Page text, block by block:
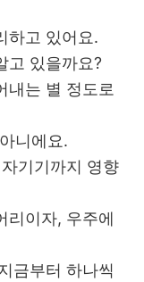
하고 있어요.
고 있을까요?
내는 별 정도로
니에요.
기기까지 영향
리이자, 우주에
금부터 하나씩